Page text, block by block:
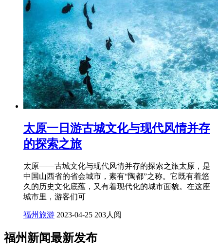
太原一日游古城文化与现代风情并存
的探索之旅
太原——古城文化与现代风情并存的探索之旅太原，是
中国山西省的省会城市，素有“陶都”之称。它既有着悠
久的历史文化底蕴，又有着现代化的城市面貌。在这座
城市里，游客们可
福州旅游 2023-04-25 203人阅
福州新闻最新发布